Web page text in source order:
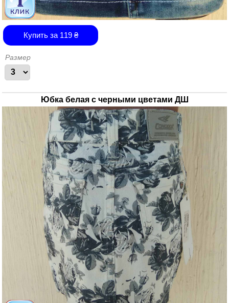
Купить за 119₴
Размер
Юбка белая с черными цветами ДШ